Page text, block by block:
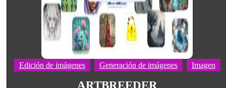
Edición de imágenes Generación de imágenes Imagen
ARTBREEDER